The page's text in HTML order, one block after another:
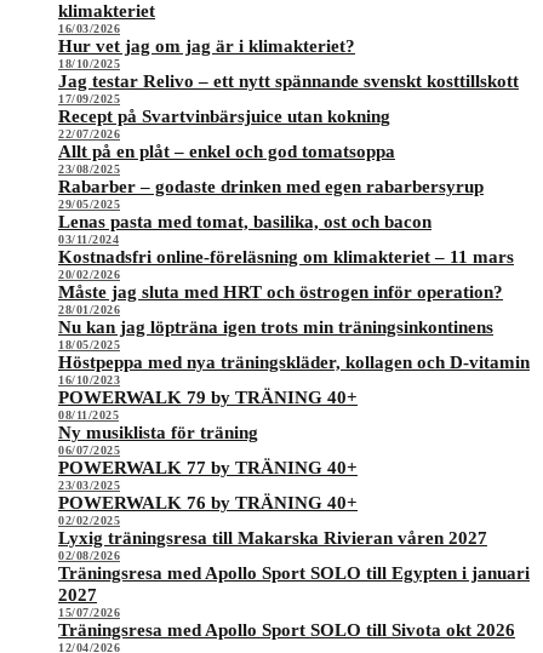
klimakteriet
16/03/2026
Hur vet jag om jag är i klimakteriet?
18/10/2025
Jag testar Relivo – ett nytt spännande svenskt kosttillskott
17/09/2025
Recept på Svartvinbärsjuice utan kokning
22/07/2026
Allt på en plåt – enkel och god tomatsoppa
23/08/2025
Rabarber – godaste drinken med egen rabarbersyrup
29/05/2025
Lenas pasta med tomat, basilika, ost och bacon
03/11/2024
Kostnadsfri online-föreläsning om klimakteriet – 11 mars
20/02/2026
Måste jag sluta med HRT och östrogen inför operation?
28/01/2026
Nu kan jag löpträna igen trots min träningsinkontinens
18/05/2025
Höstpeppa med nya träningskläder, kollagen och D-vitamin
16/10/2023
POWERWALK 79 by TRÄNING 40+
08/11/2025
Ny musiklista för träning
06/07/2025
POWERWALK 77 by TRÄNING 40+
23/03/2025
POWERWALK 76 by TRÄNING 40+
02/02/2025
Lyxig träningsresa till Makarska Rivieran våren 2027
02/08/2026
Träningsresa med Apollo Sport SOLO till Egypten i januari
2027
15/07/2026
Träningsresa med Apollo Sport SOLO till Sivota okt 2026
12/04/2026